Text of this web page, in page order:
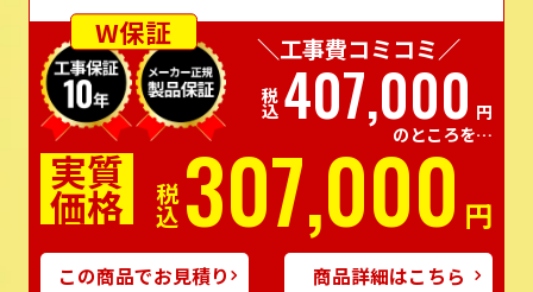
W保証
＼工事費コミコミ／
税込407,000 円
のところを…
実質
価格 税込307,000 円
この商品でお見積り 商品詳細はこちら